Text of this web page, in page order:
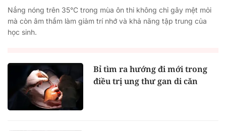
Nắng nóng trên 35°C trong mùa ôn thi không chỉ gây mệt mỏi
mà còn âm thầm làm giảm trí nhớ và khả năng tập trung của
học sinh.
Bỉ tìm ra hướng đi mới trong
điều trị ung thư gan di căn